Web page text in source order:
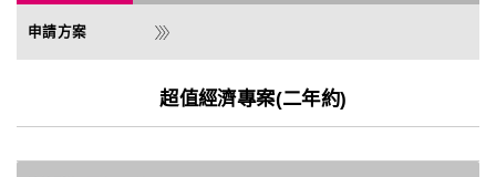
超值經濟專案(二年約)